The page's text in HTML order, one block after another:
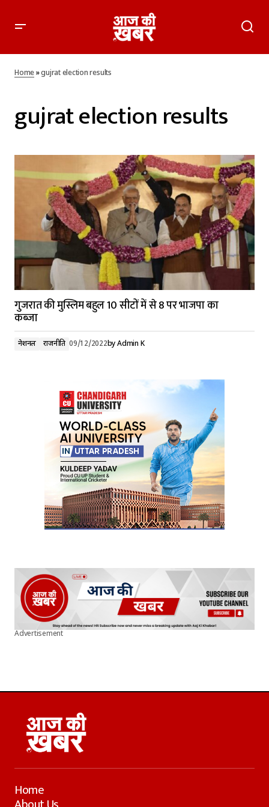
Home»gujrat election results
gujrat election results
गुजरात की मुस्लिम बहुल 10 सीटों में से 8 पर भाजपा का
कब्जा
नेशनल राजनीति 09/12/2022byAdmin K
Advertisement
Home